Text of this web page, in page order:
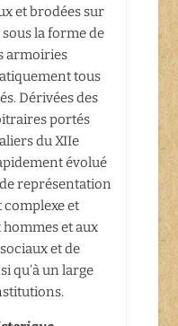
et brodées sur
la forme de
armoiries
tous
Dérivées des
portés
du XIIe
évolué
représentation
et
et aux
et de
qu’à un large